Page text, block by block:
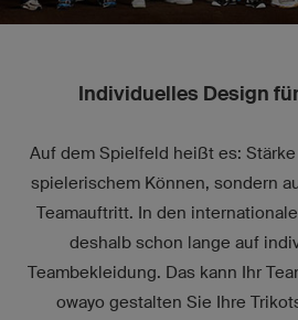
Individuelles Design
Auf dem Spielfeld heißt es:
spielerischem Können, sondern
Teamauftritt. In den
deshalb schon lange auf
Teambekleidung. Das kann Ihr
owayo gestalten Sie Ihre